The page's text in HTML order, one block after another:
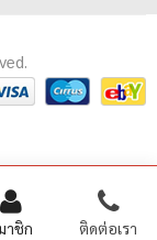
าชิก ติดต่อเรา